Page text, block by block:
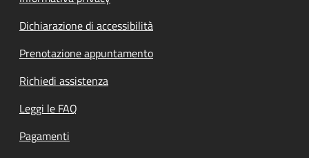
Dichiarazione di accessibilità
Prenotazione appuntamento
Richiedi assistenza
Leggi le FAQ
Pagamenti